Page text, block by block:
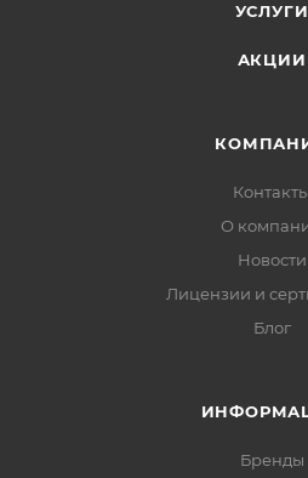
УСЛУГИ
АКЦИИ
Контакты
О
Новости
Лицензии и
Блог
Бренды